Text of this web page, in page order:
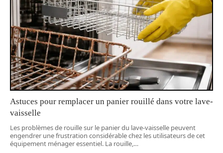
Astuces pour remplacer un panier rouillé dans votre lave-
vaisselle
Les problèmes de rouille sur le panier du lave-vaisselle peuvent
engendrer une frustration considérable chez les utilisateurs de cet
équipement ménager essentiel. La rouille,…